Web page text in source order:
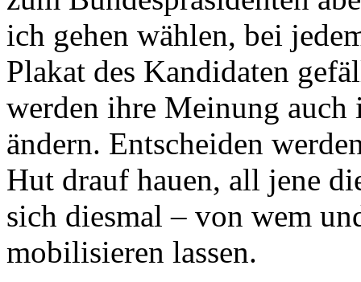
ich gehen wählen, bei
Plakat des Kandidaten
werden ihre Meinung
ändern. Entscheiden
Hut drauf hauen, all jene
sich diesmal – von wem
mobilisieren lassen.